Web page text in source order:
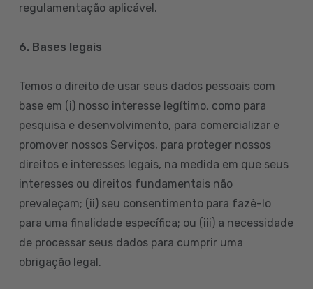
regulamentação aplicável.
6. Bases legais
Temos o direito de usar seus dados pessoais com
base em (i) nosso interesse legítimo, como para
pesquisa e desenvolvimento, para comercializar e
promover nossos Serviços, para proteger nossos
direitos e interesses legais, na medida em que seus
interesses ou direitos fundamentais não
prevaleçam; (ii) seu consentimento para fazê-lo
para uma finalidade específica; ou (iii) a necessidade
de processar seus dados para cumprir uma
obrigação legal.